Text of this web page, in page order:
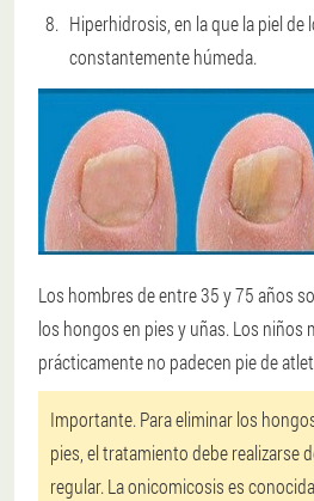
Hiperhidrosis, en la que la piel de
constantemente húmeda.
Los hombres de entre 35 y 75 años
los hongos en pies y uñas. Los niños
prácticamente no padecen pie de
Importante. Para eliminar los
pies, el tratamiento debe realizarse
regular. La onicomicosis es